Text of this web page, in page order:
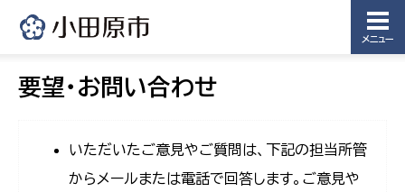
メニュー
要望・お問い合わせ
いただいたご意見やご質問は、下記の担当所管
からメールまたは電話で回答します。ご意見や